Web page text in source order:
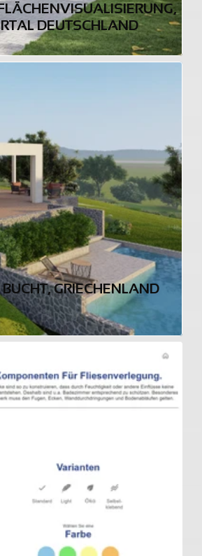
DEUTSCHLAND
GRIECHENLAND